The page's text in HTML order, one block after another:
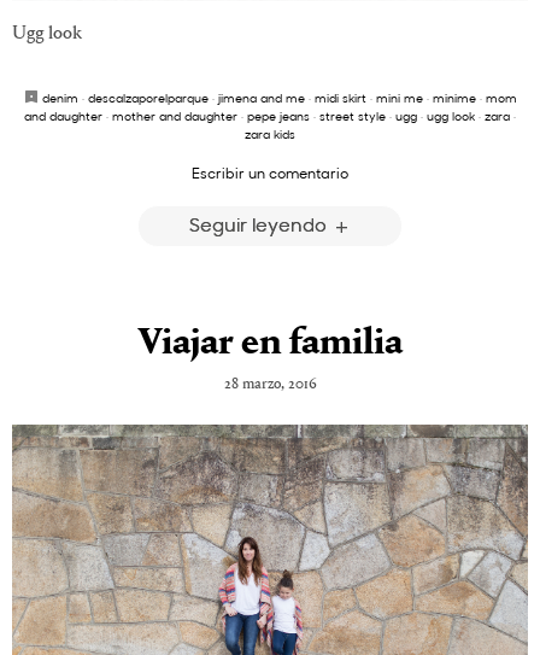
Ugg look
denim · descalzaporelparque· jimena and me· midi skirt· mini me· minime· mom
and daughter · mother and daughter · pepe jeans · street style · ugg · ugg look · zara ·
zara kids
Escribir un comentario
Seguir leyendo
Viajar en familia
28 marzo, 2016